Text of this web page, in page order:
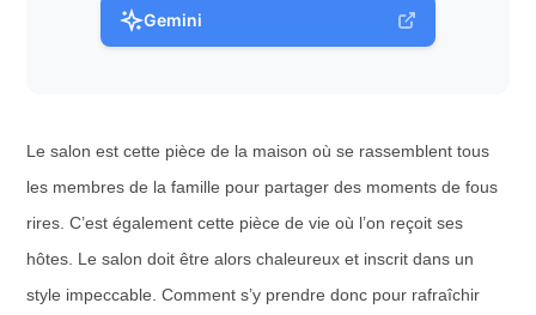
Gemini
Le salon est cette pièce de la maison où se rassemblent tous
les membres de la famille pour partager des moments de fous
rires. C’est également cette pièce de vie où l’on reçoit ses
hôtes. Le salon doit être alors chaleureux et inscrit dans un
style impeccable. Comment s’y prendre donc pour rafraîchir